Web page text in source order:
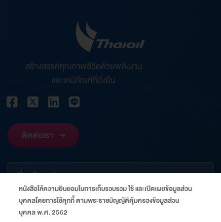
สร้างสรรค์คุณภาพชีวิตด้วยพลังงาน
และเคมีภัณฑ์ที่ยั่งยืน
ติดต่อเรา
เกี่ยวกับองค์กร
ข้อมูลที่เกี่ยวข้อง
หนังสือให้ความยินยอมในการเก็บรวบรวม ใช้ และเปิดเผยข้อมูลส่วน
บุคคลโดยการใช้คุกกี้ ตามพระราชบัญญัติคุ้มครองข้อมูลส่วน
บุคคล พ.ศ. 2562